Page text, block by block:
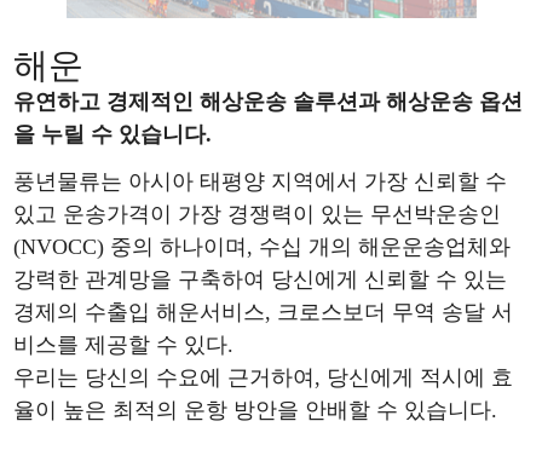
해운
유연하고 경제적인 해상운송 솔루션과 해상운송 옵션
을 누릴 수 있습니다.
풍년물류는 아시아 태평양 지역에서 가장 신뢰할 수
있고 운송가격이 가장 경쟁력이 있는 무선박운송인
(NVOCC) 중의 하나이며, 수십 개의 해운운송업체와
강력한 관계망을 구축하여 당신에게 신뢰할 수 있는
경제의 수출입 해운서비스, 크로스보더 무역 송달 서
비스를 제공할 수 있다.
우리는 당신의 수요에 근거하여, 당신에게 적시에 효
율이 높은 최적의 운항 방안을 안배할 수 있습니다.